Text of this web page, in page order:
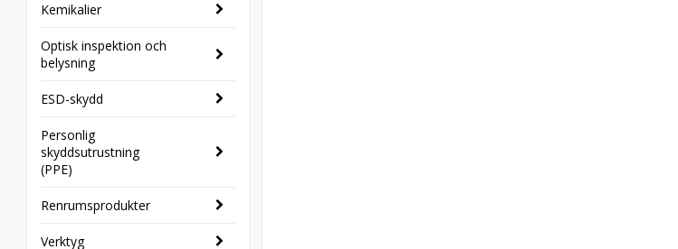
Kemikalier
Optisk inspektion och
belysning
ESD-skydd
Personlig
skyddsutrustning
(PPE)
Renrumsprodukter
Verktyg